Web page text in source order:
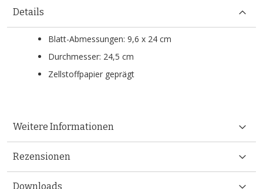
Details
Blatt-Abmessungen: 9,6 x 24 cm
Durchmesser: 24,5 cm
Zellstoffpapier geprägt
Weitere Informationen
Rezensionen
Downloads